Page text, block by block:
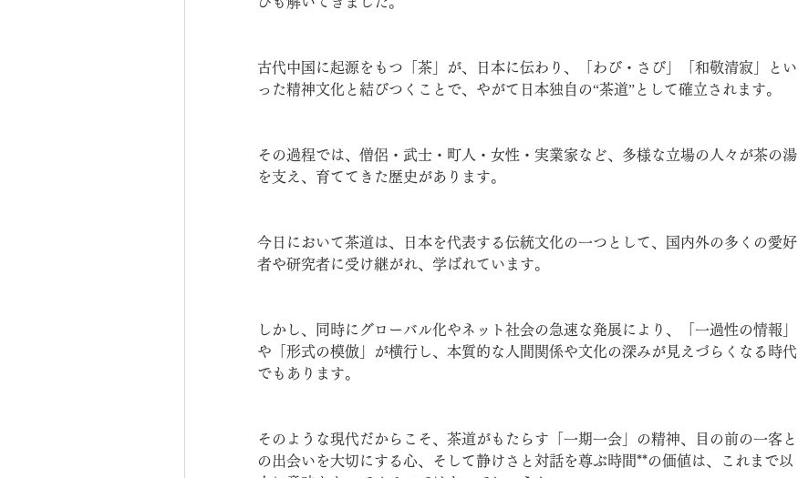
古代中国に起源をもつ「茶」が、日本に伝わり、「わび・さび」「和敬清寂」とい
った精神文化と結びつくことで、やがて日本独自の“茶道”として確立されます。
その過程では、僧侶・武士・町人・女性・実業家など、多様な立場の人々が茶の湯
を支え、育ててきた歴史があります。
今日において茶道は、日本を代表する伝統文化の一つとして、国内外の多くの愛好
者や研究者に受け継がれ、学ばれています。
しかし、同時にグローバル化やネット社会の急速な発展により、「一過性の情報」
や「形式の模倣」が横行し、本質的な人間関係や文化の深みが見えづらくなる時代
でもあります。
そのような現代だからこそ、茶道がもたらす「一期一会」の精神、目の前の一客と
の出会いを大切にする心、そして静けさと対話を尊ぶ時間**の価値は、これまで以